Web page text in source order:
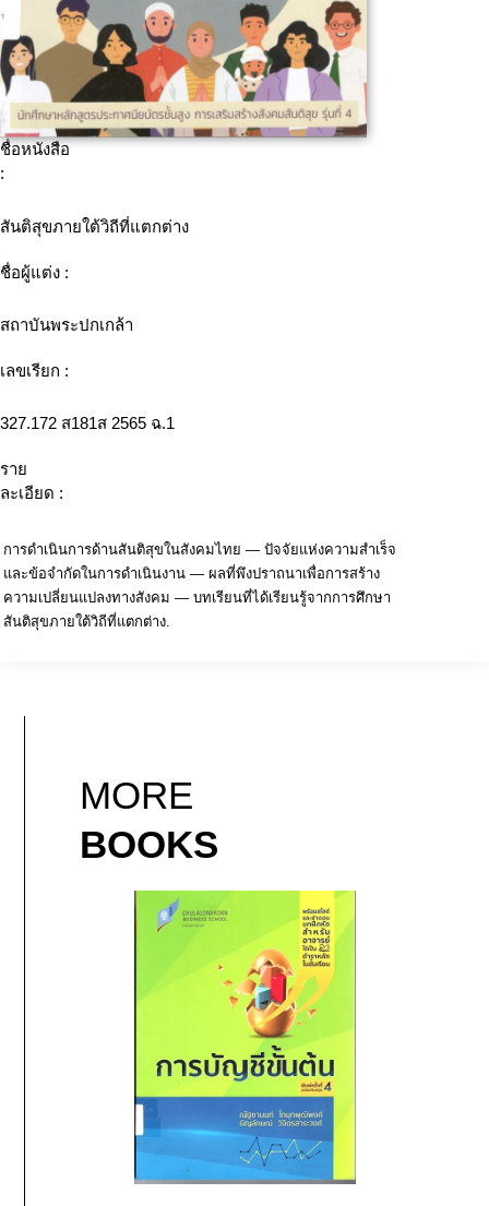
ชื่อหนังสือ
:
สันติสุขภายใต้วิถีที่แตกต่าง
ชื่อผู้แต่ง :
สถาบันพระปกเกล้า
เลขเรียก :
327.172 ส181ส 2565 ฉ.1
ราย
ละเอียด :
การดำเนินการด้านสันติสุขในสังคมไทย — ปัจจัยแห่งความสำเร็จ
และข้อจำกัดในการดำเนินงาน — ผลที่พึงปราถนาเพื่อการสร้าง
ความเปลี่ยนแปลงทางสังคม — บทเรียนที่ได้เรียนรู้จากการศึกษา
สันติสุขภายใต้วิถีที่แตกต่าง.
MORE
BOOKS